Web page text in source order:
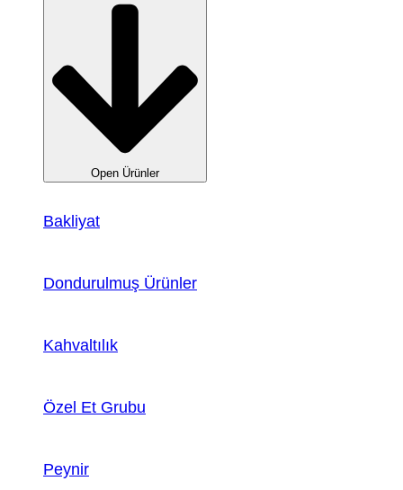
Open Ürünler
Bakliyat
Dondurulmuş Ürünler
Kahvaltılık
Özel Et Grubu
Peynir